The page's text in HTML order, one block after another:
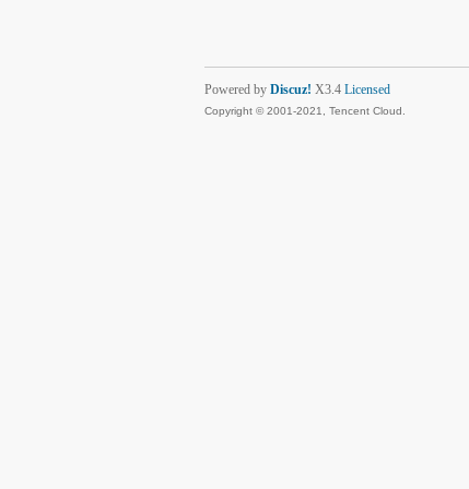
Powered by Discuz! X3.4 Licensed
Copyright © 2001-2021, Tencent Cloud.